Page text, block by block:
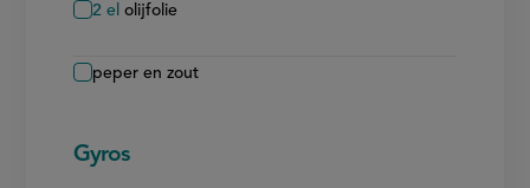
2 el olijfolie
peper en zout
Gyros